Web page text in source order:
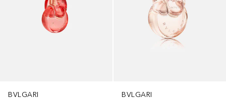
BVLGARI
BVLGARI